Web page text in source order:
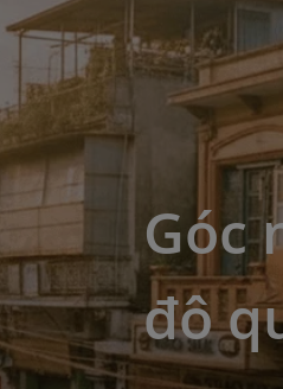
Góc
đô